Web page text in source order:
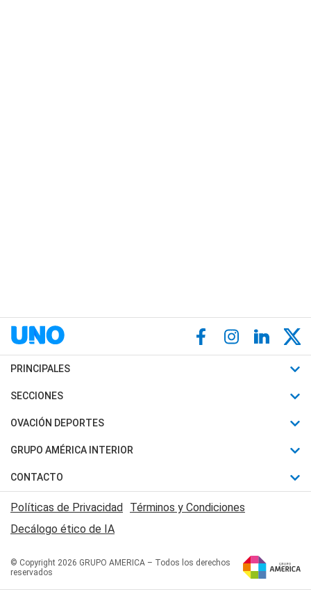
PRINCIPALES
Últimas Noticias
Política
Judiciales
Economia
SECCIONES
Horóscopo
Motores
Trucos caseros
Series y Películas
Edictos y Solicitadas
OVACIÓN DEPORTES
Fútbol
Mundial
Automovilismo
Rugby
Básquet
GRUPO AMÉRICA INTERIOR
Canal 7 en Vivo
San Juan 8
CONTACTO
Acerca de Nosotros
Contactanos
Políticas de Privacidad Términos y Condiciones
Decálogo ético de IA
© Copyright 2026 GRUPO AMERICA – Todos los derechos
reservados